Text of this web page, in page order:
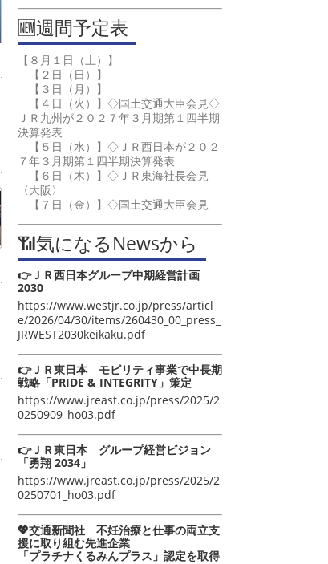
🆕週間予定表
【８月１日（土）】
【２日（日）】
【３日（月）】
【４日（火）】◇国土交通大臣会見◇
ＪＲ九州が２０２７年３月期第１四半期
決算発表
【５日（水）】◇ＪＲ西日本が２０２
７年３月期第１四半期決算発表
【６日（木）】◇ＪＲ東海社長会見
〈大阪〉
【７日（金）】◇国土交通大臣会見
📶気になるNewsから
👉ＪＲ西日本グループ中期経営計画
2030
https://www.westjr.co.jp/press/articl
e/2026/04/30/items/260430_00_press_
JRWEST2030keikaku.pdf
👉ＪＲ東日本 モビリティ事業で中長期
戦略「PRIDE & INTEGRITY」策定
https://www.jreast.co.jp/press/2025/2
0250909_ho03.pdf
👉ＪＲ東日本 グループ経営ビジョン
「勇翔 2034」
https://www.jreast.co.jp/press/2025/2
0250701_ho03.pdf
💖交通新聞社 不妊治療と仕事の両立支
援に取り組む先進企業
「プラチナくるみんプラス」認定を取得